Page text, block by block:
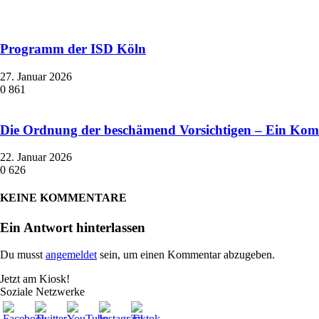
Programm der ISD Köln
27. Januar 2026
0 861
Die Ordnung der beschämend Vorsichtigen – Ein
22. Januar 2026
0 626
KEINE KOMMENTARE
Ein Antwort hinterlassen
Du musstangemeldetsein, um einen Kommentar abzugeben.
Jetzt am Kiosk!
Soziale Netzwerke